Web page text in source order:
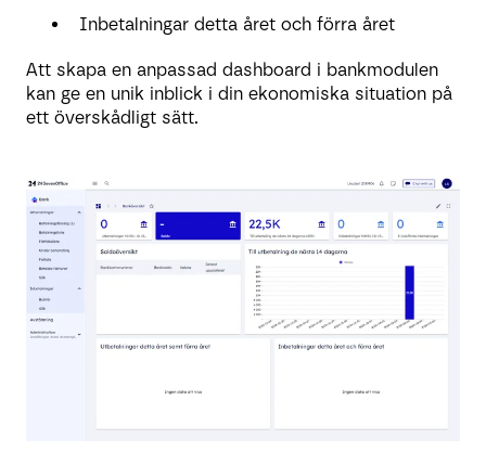
Inbetalningar detta året och förra året
Att skapa en anpassad dashboard i bankmodulen
kan ge en unik inblick i din ekonomiska situation på
ett överskådligt sätt.